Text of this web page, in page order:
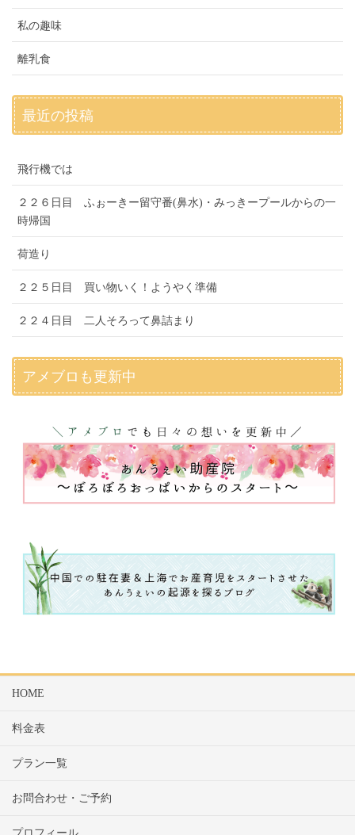
私の趣味
離乳食
最近の投稿
飛行機では
２２６日目 ふぉーきー留守番(鼻水)・みっきープールからの一
時帰国
荷造り
２２５日目 買い物いく！ようやく準備
２２４日目 二人そろって鼻詰まり
アメブロも更新中
HOME
料金表
プラン一覧
お問合わせ・ご予約